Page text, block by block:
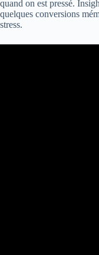
quand on est pressé.
quelques conversions
stress.